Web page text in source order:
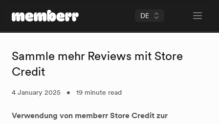
DE
Open
Sammle mehr Reviews mit Store
Credit
4 January 2025 • 19 minute read
Verwendung von memberr Store Credit zur